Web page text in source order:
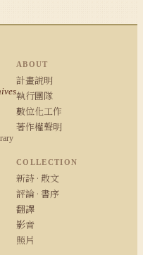
ABOUT
計畫說明
執行團隊
數位化工作
著作權聲明
COLLECTION
新詩 · 散文
評論 · 書序
翻譯
影音
照片